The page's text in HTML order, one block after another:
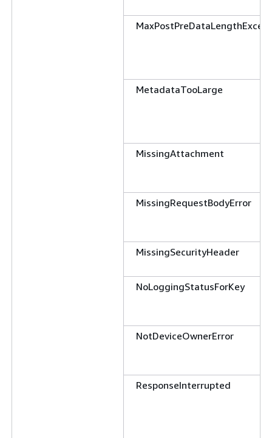
MetadataTooLarge
MissingAttachment
MissingRequestBodyError
MissingSecurityHeader
NoLoggingStatusForKey
NotDeviceOwnerError
ResponseInterrupted